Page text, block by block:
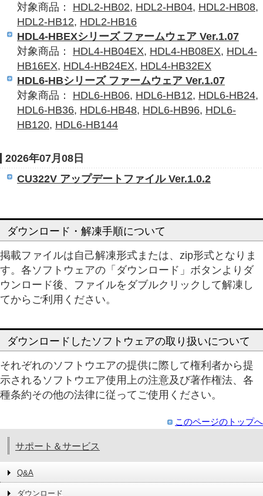
対象商品： HDL2-HB02, HDL2-HB04, HDL2-HB08,
HDL2-HB12, HDL2-HB16
HDL4-HBEXシリーズ ファームウェア Ver.1.07
対象商品： HDL4-HB04EX, HDL4-HB08EX, HDL4-
HB16EX, HDL4-HB24EX, HDL4-HB32EX
HDL6-HBシリーズ ファームウェア Ver.1.07
対象商品： HDL6-HB06, HDL6-HB12, HDL6-HB24,
HDL6-HB36, HDL6-HB48, HDL6-HB96, HDL6-
HB120, HDL6-HB144
2026年07月08日
CU322V アップデートファイル Ver.1.0.2
ダウンロード・解凍手順について
掲載ファイルは自己解凍形式または、zip形式となりま
す。各ソフトウェアの「ダウンロード」ボタンよりダ
ウンロード後、ファイルをダブルクリックして解凍し
てからご利用ください。
ダウンロードしたソフトウェアの取り扱いについて
それぞれのソフトウエアの提供に際して権利者から提
示されるソフトウエア使用上の注意及び著作権法、各
種条約その他の法律に従ってご使用ください。
このページのトップへ
サポート＆サービス
Q&A
ダウンロード